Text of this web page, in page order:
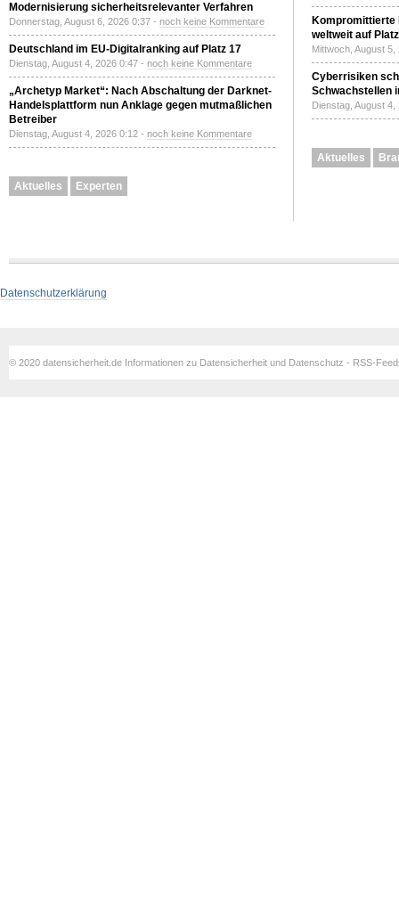
Modernisierung sicherheitsrelevanter Verfahren
Donnerstag, August 6, 2026 0:37 - noch keine Kommentare
Deutschland im EU-Digitalranking auf Platz 17
Dienstag, August 4, 2026 0:47 - noch keine Kommentare
„Archetyp Market“: Nach Abschaltung der Darknet-
Handelsplattform nun Anklage gegen mutmaßlichen
Betreiber
Dienstag, August 4, 2026 0:12 - noch keine Kommentare
Aktuelles Experten
Kompromittierte
weltweit auf
Mittwoch, August
Cyberrisiken
Schwachstellen
Dienstag, August
Aktuelles
Datenschutzerklärung
© 2020 datensicherheit.de Informationen zu Datensicherheit und Datenschutz - RSS-